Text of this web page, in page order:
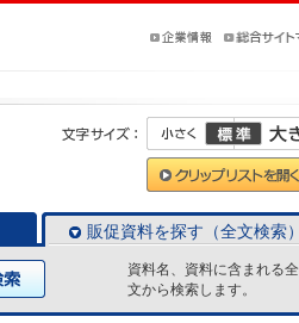
販促資料を探す（全文検索）
資料名、資料に含まれる全
文から検索します。